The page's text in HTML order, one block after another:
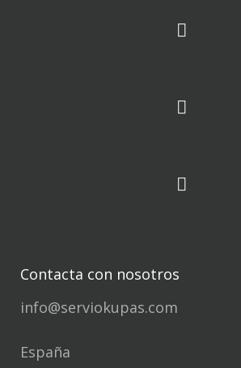
Contacta con nosotros
info@serviokupas.com
España